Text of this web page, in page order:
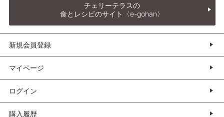
チェリーテラスの
食とレシピのサイト〈e-gohan〉
新規会員登録
マイページ
ログイン
購入履歴